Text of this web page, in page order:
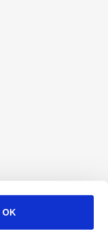
OK
으로, 자연 세계의
의 만화경을 약속
해는 새로운 탐험
억으로 당신의 여